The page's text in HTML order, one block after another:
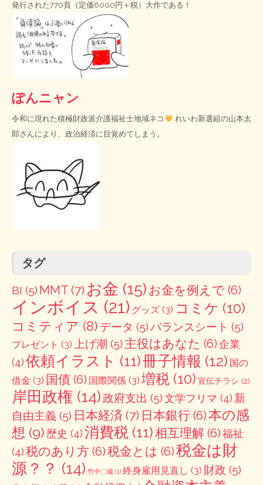
発行された770頁（定価6000円＋税）大作である！
ぽんニャン
令和に現れた積極財政派介護福祉士地域ネコ
れいわ新選組の山本太
郎さんにより、政治経済に目覚めてしまう。
タグ
BI (5) MMT (7) お金 (15) お金を例えで (6)
インボイス (21) グッズ (3) コミケ (10)
コミティア (8) データ (5)バランスシート (5)
プレゼント (3) 上げ潮 (5) 主役はあなた (6)企業
(4)依頼イラスト (11)冊子情報 (12) 国の
借金 (3) 国債 (6) 国際関係 (3) 増税 (10) 宣伝チラシ (2)
岸田政権 (14)政府支出 (5)文学フリマ (4) 新
自由主義 (5) 日本経済 (7) 日本銀行 (6)本の感
想 (9) 歴史 (4)消費税 (11)相互理解 (6)福祉
(4)税のあり方 (6)税金とは (6)税金は財
源？？ (14) 竹中〇蔵 (1) 終身雇用見直し (3) 財政 (5)